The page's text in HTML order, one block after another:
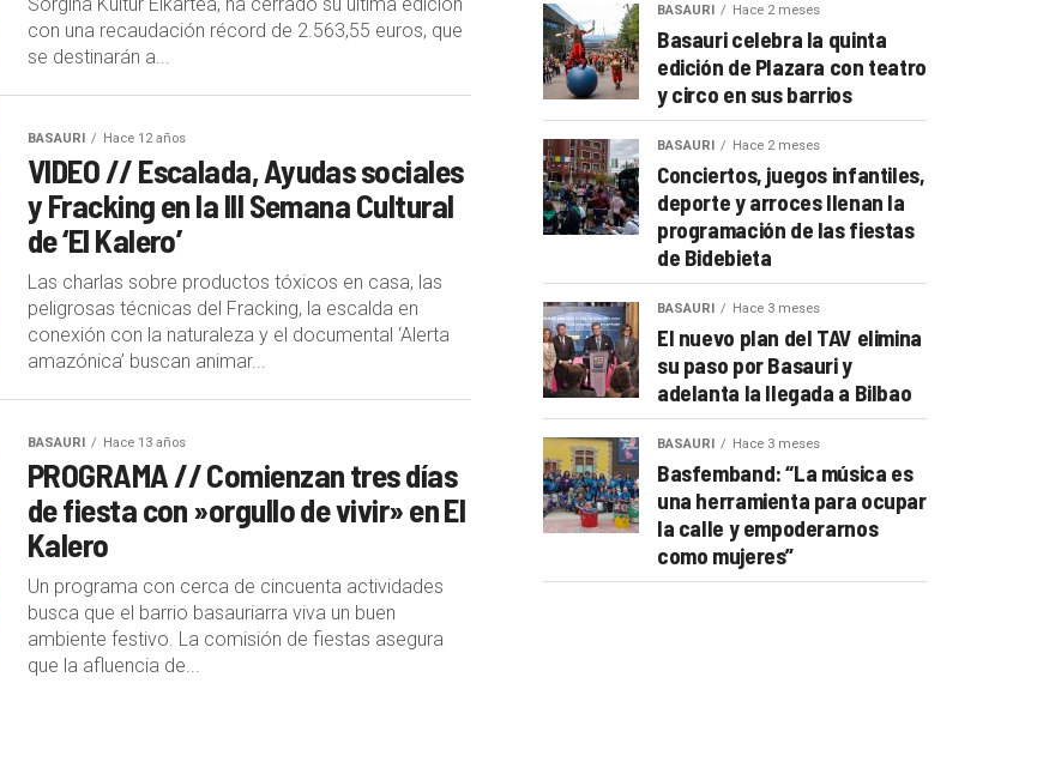
con una recaudación récord de 2.563,55 euros, que
se destinarán a...
BASAURI Hace 12 años
VIDEO // Escalada, Ayudas sociales
y Fracking en la III Semana Cultural
de ‘El Kalero’
Las charlas sobre productos tóxicos en casa, las
peligrosas técnicas del Fracking, la escalda en
conexión con la naturaleza y el documental ‘Alerta
amazónica’ buscan animar...
BASAURI Hace 13 años
PROGRAMA // Comienzan tres días
de fiesta con »orgullo de vivir» en El
Kalero
Un programa con cerca de cincuenta actividades
busca que el barrio basauriarra viva un buen
ambiente festivo. La comisión de fiestas asegura
que la afluencia de...
BASAURI Hace 2 meses
Basauri celebra la quinta
edición de Plazara con teatro
y circo en sus barrios
BASAURI Hace 2 meses
Conciertos, juegos infantiles,
deporte y arroces llenan la
programación de las fiestas
de Bidebieta
BASAURI Hace 3 meses
El nuevo plan del TAV elimina
su paso por Basauri y
adelanta la llegada a Bilbao
BASAURI Hace 3 meses
Basfemband: “La música es
una herramienta para ocupar
la calle y empoderarnos
como mujeres”